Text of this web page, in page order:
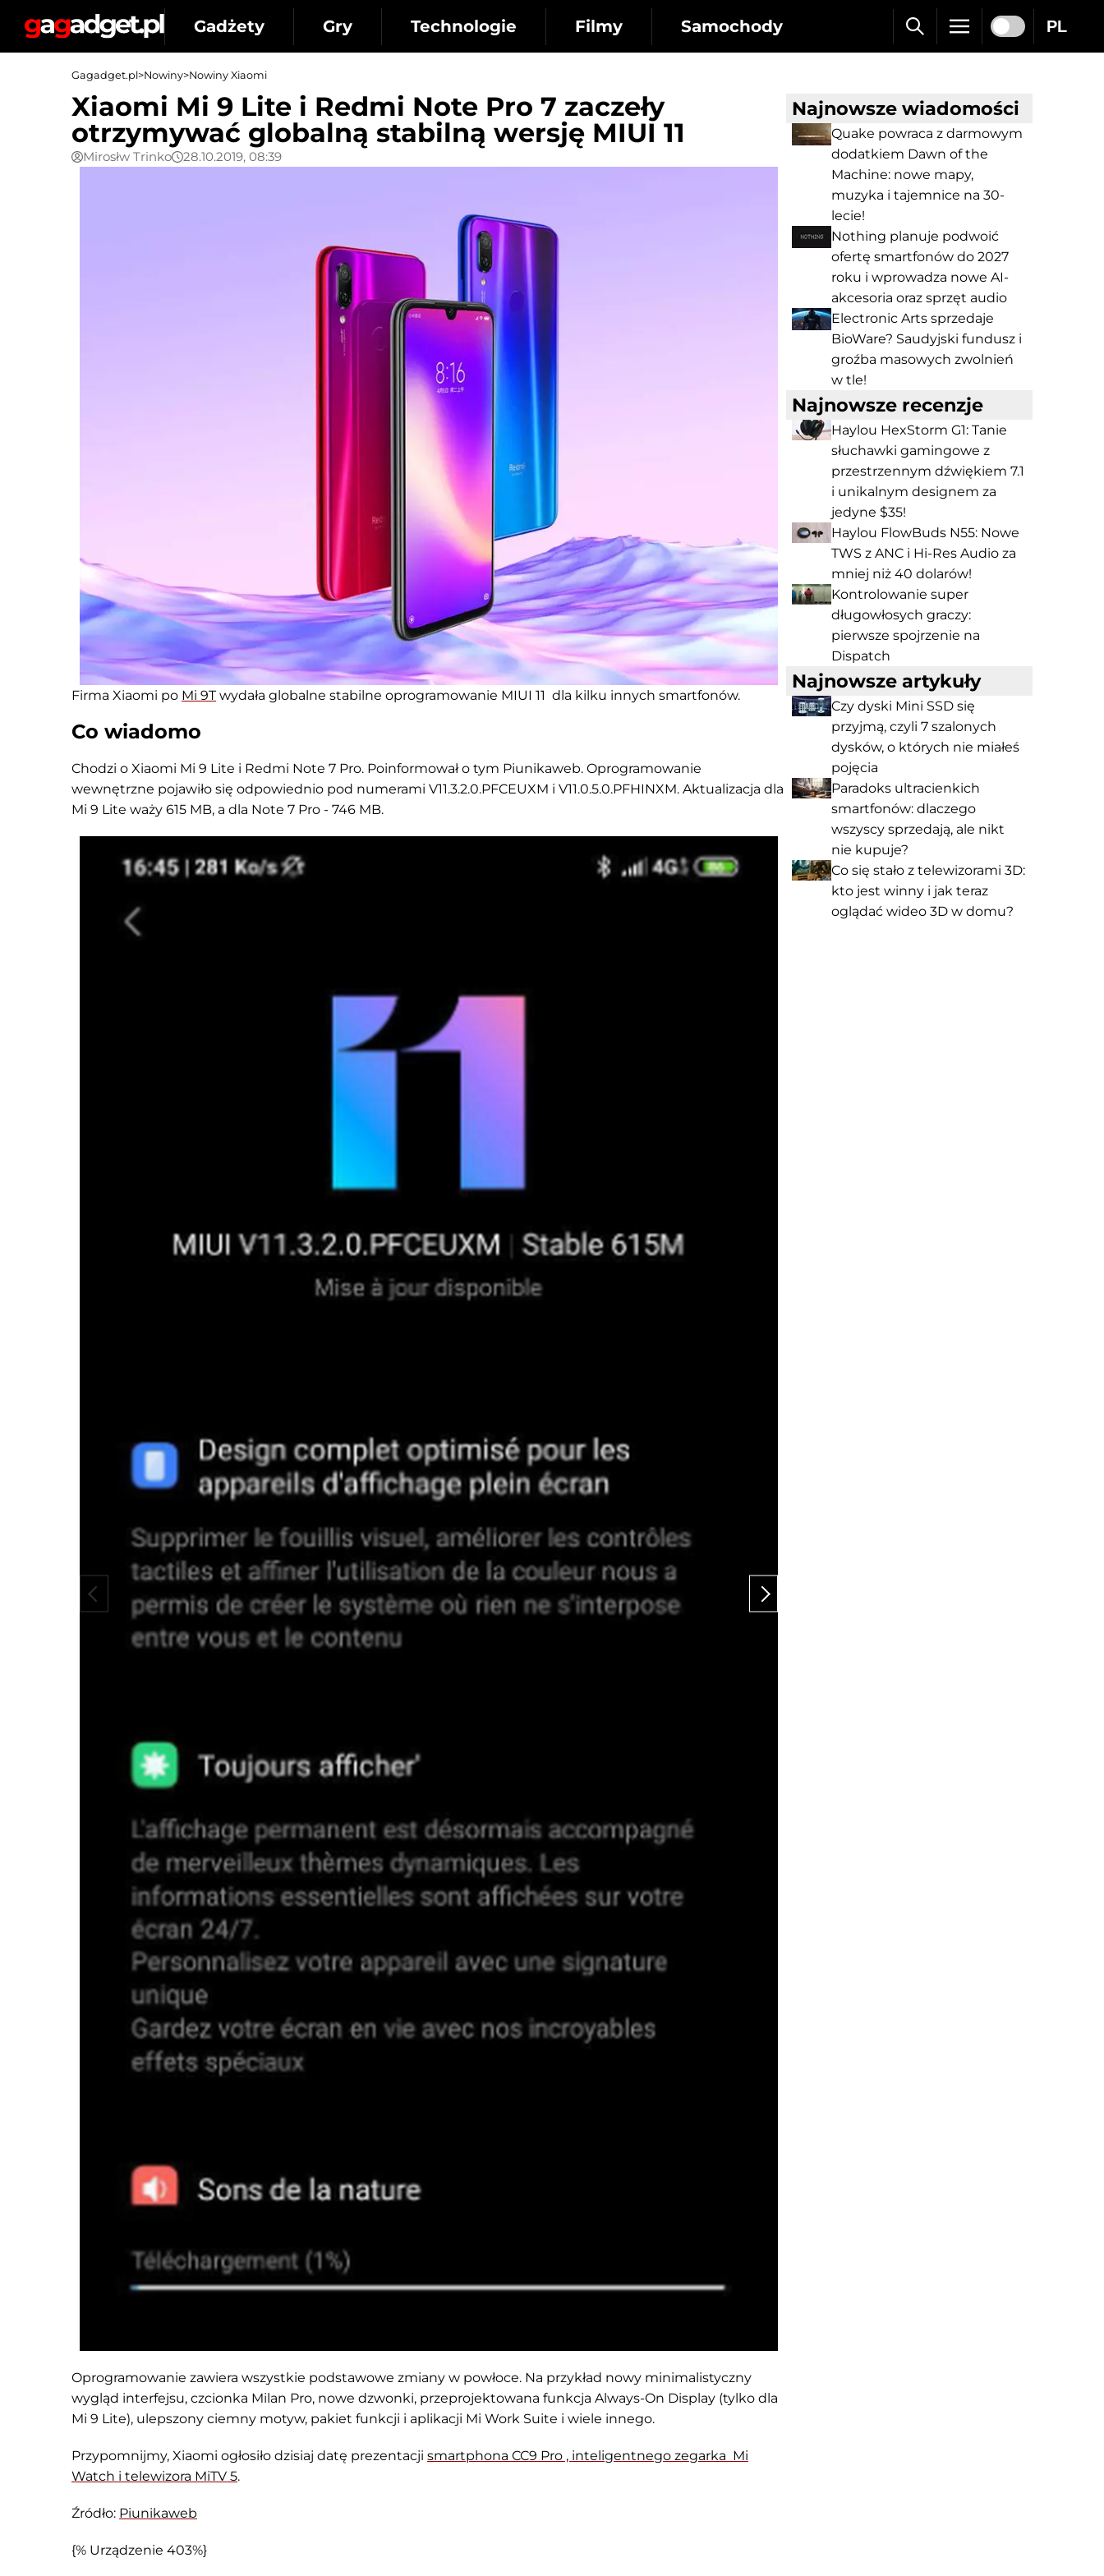
Gadżety Gry Technologie Filmy Samochody PL
Gagadget.pl>Nowiny>Nowiny Xiaomi
Xiaomi Mi 9 Lite i Redmi Note Pro 7 zaczeły
otrzymywać globalną stabilną wersję MIUI 11
Mirosłw Trinko 28.10.2019, 08:39
Firma Xiaomi po Mi 9Twydała globalne stabilne oprogramowanie MIUI 11 dla kilku innych smartfonów.
Co wiadomo
Chodzi o Xiaomi Mi 9 Lite i Redmi Note 7 Pro. Poinformował o tym Piunikaweb. Oprogramowanie
wewnętrzne pojawiło się odpowiednio pod numerami V11.3.2.0.PFCEUXM i V11.0.5.0.PFHINXM. Aktualizacja dla
Mi 9 Lite waży 615 MB, a dla Note 7 Pro - 746 MB.
Oprogramowanie zawiera wszystkie podstawowe zmiany w powłoce. Na przykład nowy minimalistyczny
wygląd interfejsu, czcionka Milan Pro, nowe dzwonki, przeprojektowana funkcja Always-On Display (tylko dla
Mi 9 Lite), ulepszony ciemny motyw, pakiet funkcji i aplikacji Mi Work Suite i wiele innego.
Przypomnijmy, Xiaomi ogłosiło dzisiaj datę prezentacji smartphona CC9 Pro , inteligentnego zegarka Mi
Watch i telewizora MiTV 5.
Źródło: Piunikaweb
{% Urządzenie 403%}
Najnowsze wiadomości
Quake powraca z darmowym
dodatkiem Dawn of the
Machine: nowe mapy,
muzyka i tajemnice na 30-
lecie!
Nothing planuje podwoić
ofertę smartfonów do 2027
roku i wprowadza nowe AI-
akcesoria oraz sprzęt audio
Electronic Arts sprzedaje
BioWare? Saudyjski fundusz i
groźba masowych zwolnień
w tle!
Najnowsze recenzje
Haylou HexStorm G1: Tanie
słuchawki gamingowe z
przestrzennym dźwiękiem 7.1
i unikalnym designem za
jedyne $35!
Haylou FlowBuds N55: Nowe
TWS z ANC i Hi-Res Audio za
mniej niż 40 dolarów!
Kontrolowanie super
długowłosych graczy:
pierwsze spojrzenie na
Dispatch
Najnowsze artykuły
Czy dyski Mini SSD się
przyjmą, czyli 7 szalonych
dysków, o których nie miałeś
pojęcia
Paradoks ultracienkich
smartfonów: dlaczego
wszyscy sprzedają, ale nikt
nie kupuje?
Co się stało z telewizorami 3D:
kto jest winny i jak teraz
oglądać wideo 3D w domu?